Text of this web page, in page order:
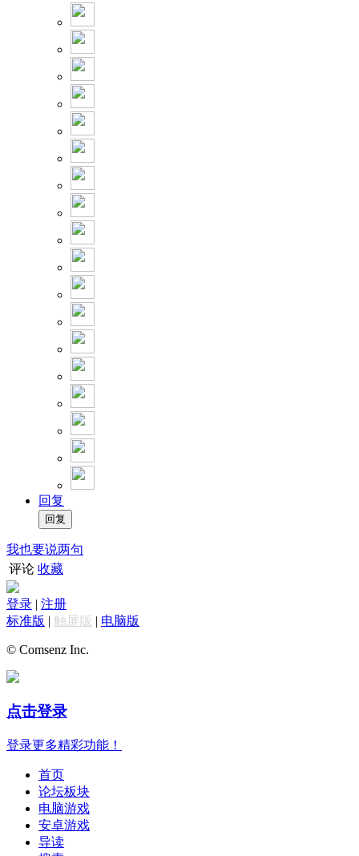
回复
我也要说两句
评论 收藏
登录 | 注册
标准版 | 触屏版 | 电脑版
© Comsenz Inc.
点击登录
登录更多精彩功能！
首页
论坛板块
电脑游戏
安卓游戏
导读